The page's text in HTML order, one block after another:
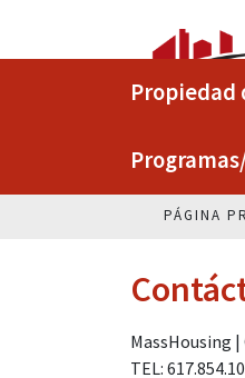
Propiedad
PÁGINA
MassHousing
TEL: